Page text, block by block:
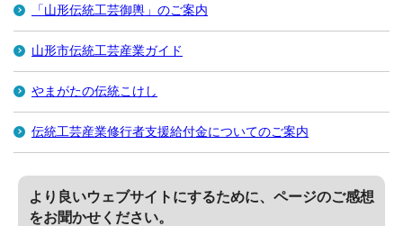
「山形伝統工芸御輿」のご案内
山形市伝統工芸産業ガイド
やまがたの伝統こけし
伝統工芸産業修行者支援給付金についてのご案内
より良いウェブサイトにするために、ページのご感想
をお聞かせください。